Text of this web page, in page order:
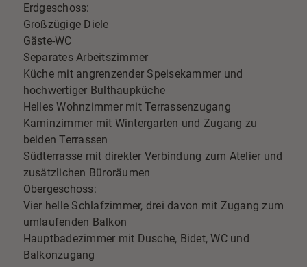
Erdgeschoss:
Großzügige Diele
Gäste-WC
Separates Arbeitszimmer
Küche mit angrenzender Speisekammer und
hochwertiger Bulthaupküche
Helles Wohnzimmer mit Terrassenzugang
Kaminzimmer mit Wintergarten und Zugang zu
beiden Terrassen
Südterrasse mit direkter Verbindung zum Atelier und
zusätzlichen Büroräumen
Obergeschoss:
Vier helle Schlafzimmer, drei davon mit Zugang zum
umlaufenden Balkon
Hauptbadezimmer mit Dusche, Bidet, WC und
Balkonzugang